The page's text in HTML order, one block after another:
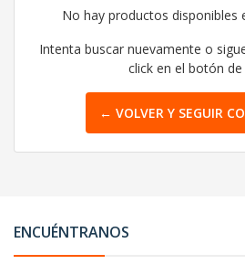
No hay productos disponibles
Intenta buscar nuevamente o
click en el botón
← VOLVER Y SEGUIR
ENCUÉNTRANOS